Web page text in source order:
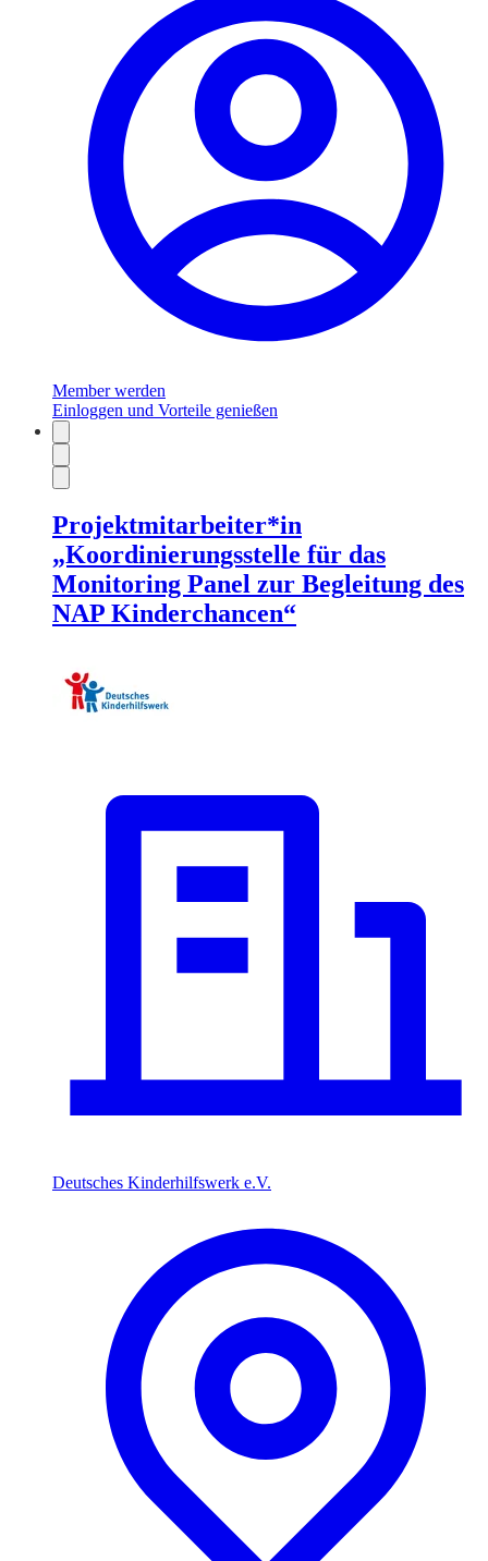
Member werden
Einloggen und Vorteile genießen
Projektmitarbeiter*in
„Koordinierungsstelle für das
Monitoring Panel zur Begleitung des
NAP Kinderchancen“
Deutsches Kinderhilfswerk e.V.